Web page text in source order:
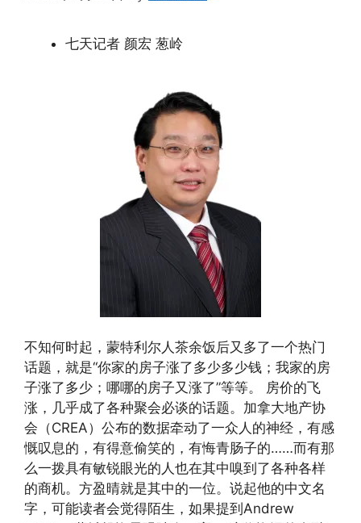
七天记者 颜宏 葱岭
不知何时起，蒙特利尔人茶余饭后又多了一个热门
话题，就是“你家的房子涨了多少多少钱；我家的房
子涨了多少；哪哪的房子又涨了”等等。 房价的飞
涨，几乎成了各种聚会必谈的话题。加拿大地产协
会（CREA）公布的数据牵动了一众人的神经，有感
慨叹息的，有得意偷笑的，有悔青肠子的……而有那
么一拨具有敏锐眼光的人也在其中嗅到了各种各样
的商机。方盈晴就是其中的一位。说起他的中文名
字，可能读者会觉得陌生，如果提到Andrew